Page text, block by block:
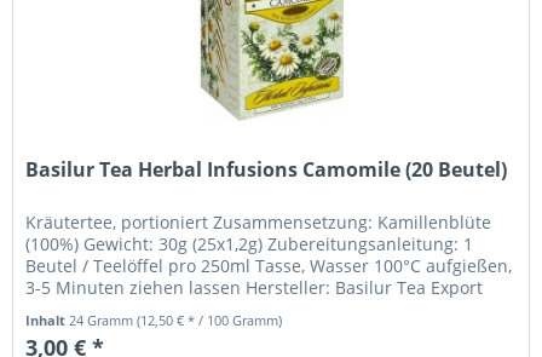
Basilur Tea Herbal Infusions Camomile (20 Beutel)
Kräutertee, portioniert Zusammensetzung: Kamillenblüte
(100%) Gewicht: 30g (25x1,2g) Zubereitungsanleitung: 1
Beutel / Teelöffel pro 250ml Tasse, Wasser 100°C aufgießen,
3-5 Minuten ziehen lassen Hersteller: Basilur Tea Export
Inhalt24 Gramm(12,50 € * / 100 Gramm)
3,00 € *